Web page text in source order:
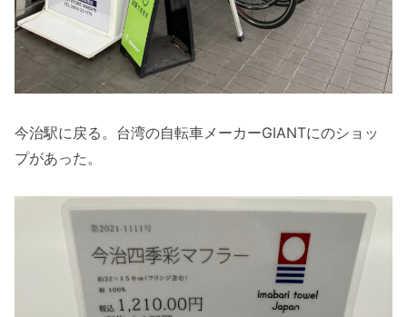
今治駅に戻る。台湾の自転車メーカーGIANTにのショッ
プがあった。